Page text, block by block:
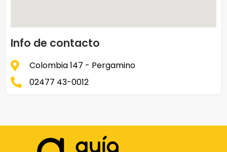
Info de contacto
Colombia 147 - Pergamino
02477 43-0012